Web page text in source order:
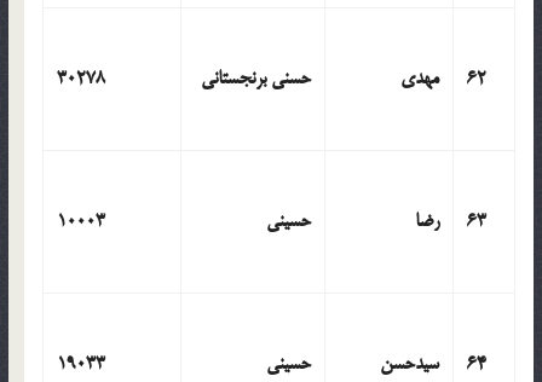
62 مهدی حسنی برنجستانی 30278
63 رضا حسینی 10003
64 سیدحسن حسینی 19033